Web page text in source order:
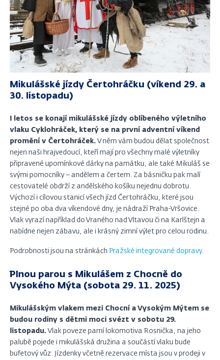
Mikulášské jízdy Čertohráčku (víkend 29. a
30. listopadu)
I letos se konají mikulášské jízdy oblíbeného výletního
vlaku Cyklohráček, který se na první adventní víkend
promění v Čertohráček. V něm vám budou dělat společnost
nejen naši hrajvedoucí, kteří mají pro všechny malé výletníky
připravené upomínkové dárky na památku, ale také Mikuláš se
svými pomocníky – andělem a čertem. Za básničku pak malí
cestovatelé obdrží z andělského košíku nejednu dobrotu.
Výchozí i cílovou stanicí všech jízd Čertohráčku, které jsou
stejné po oba dva víkendové dny, je nádraží Praha-Vršovice.
Vlak vyrazí například do Vraného nad Vltavou či na Karlštejn a
nabídne nejen zábavu, ale i krásný zimní výlet pro celou rodinu.
Podrobnosti jsou na stránkách Pražské integrované dopravy.
Plnou parou s Mikulášem z Chocně do
Vysokého Mýta (sobota 29. 11. 2025)
Mikulášským vlakem mezi Chocní a Vysokým Mýtem se
budou rodiny s dětmi moci svézt v sobotu 29.
listopadu. Vlak poveze parní lokomotiva Rosnička, na jeho
palubě pojede i mikulášská družina a součástí vlaku bude
bufetový vůz. Jízdenky včetně rezervace místa jsou v prodeji v